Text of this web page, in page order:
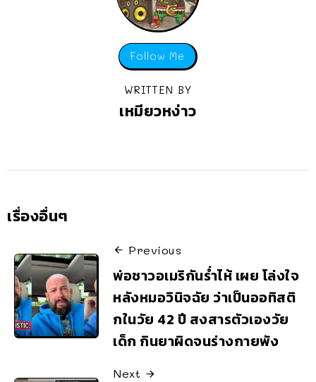
Follow Me
WRITTEN BY
เหมียวหง่าว
เรื่องอื่นๆ
Previous
พ่อชาวอเมริกันร่ำไห้ เผย โล่งใจ
หลังหมอวินิจฉัย ว่าเป็นออทิสติ
กในวัย 42 ปี สงสารตัวเองวัย
เด็ก กินยาผิดจนร่างกายพัง
Next